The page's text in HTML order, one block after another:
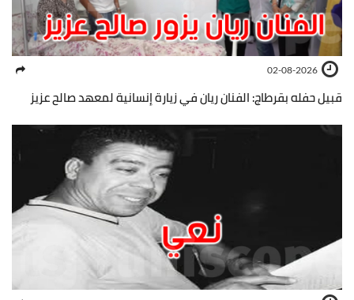
02-08-2026
قبيل حفله بقرطاج: الفنان ريان في زيارة إنسانية لمعهد صالح عزيز